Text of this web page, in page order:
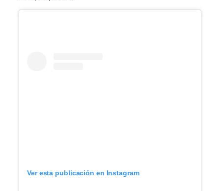
Ver esta publicación en Instagram